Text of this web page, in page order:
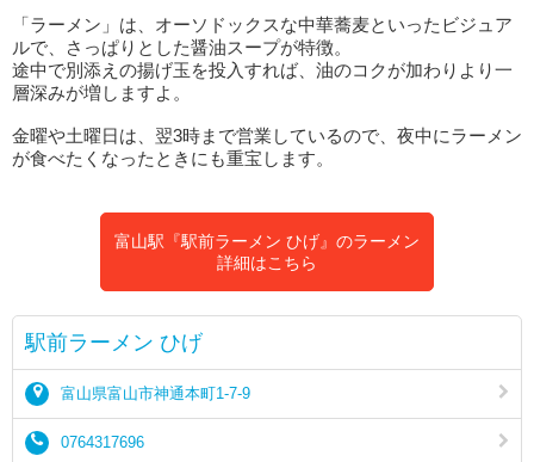
「ラーメン」は、オーソドックスな中華蕎麦といったビジュア
ルで、さっぱりとした醤油スープが特徴。
途中で別添えの揚げ玉を投入すれば、油のコクが加わりより一
層深みが増しますよ。
金曜や土曜日は、翌3時まで営業しているので、夜中にラーメン
が食べたくなったときにも重宝します。
富山駅『駅前ラーメン ひげ』のラーメン
詳細はこちら
駅前ラーメン ひげ
富山県富山市神通本町1-7-9
0764317696